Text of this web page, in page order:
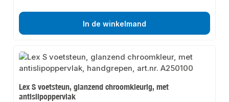
In de winkelmand
Lex S voetsteun, glanzend chroomkleurig, met
antislipoppervlak